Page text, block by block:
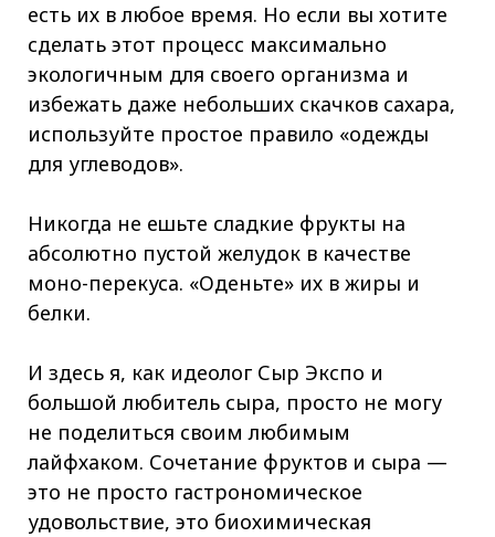
есть их в любое время. Но если вы хотите
сделать этот процесс максимально
экологичным для своего организма и
избежать даже небольших скачков сахара,
используйте простое правило «одежды
для углеводов».
Никогда не ешьте сладкие фрукты на
абсолютно пустой желудок в качестве
моно-перекуса. «Оденьте» их в жиры и
белки.
И здесь я, как идеолог Сыр Экспо и
большой любитель сыра, просто не могу
не поделиться своим любимым
лайфхаком. Сочетание фруктов и сыра —
это не просто гастрономическое
удовольствие, это биохимическая